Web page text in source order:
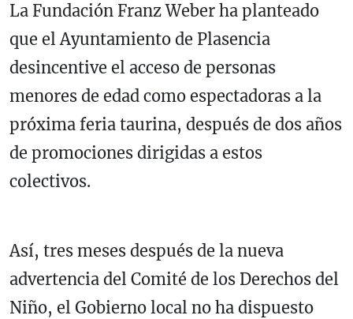
La Fundación Franz Weber ha planteado
que el Ayuntamiento de Plasencia
desincentive el acceso de personas
menores de edad como espectadoras a la
próxima feria taurina, después de dos años
de promociones dirigidas a estos
colectivos.
Así, tres meses después de la nueva
advertencia del Comité de los Derechos del
Niño, el Gobierno local no ha dispuesto